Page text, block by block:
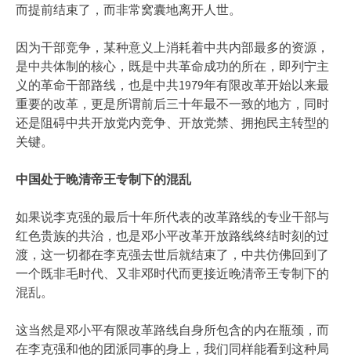
而提前结束了，而非常窝囊地离开人世。
因为干部竞争，某种意义上消耗着中共内部最多的资源，
是中共体制的核心，既是中共革命成功的所在，即列宁主
义的革命干部路线，也是中共1979年有限改革开始以来最
重要的改革，更是所谓前后三十年最不一致的地方，同时
还是阻碍中共开放党内竞争、开放党禁、拥抱民主转型的
关键。
中国处于晚清帝王专制下的混乱
如果说李克强的最后十年所代表的改革路线的专业干部与
红色贵族的共治，也是邓小平改革开放路线终结时刻的过
渡，这一切都在李克强去世后就结束了，中共仿佛回到了
一个既非毛时代、又非邓时代而更接近晚清帝王专制下的
混乱。
这当然是邓小平有限改革路线自身所包含的内在瓶颈，而
在李克强和他的团派同事的身上，我们同样能看到这种局